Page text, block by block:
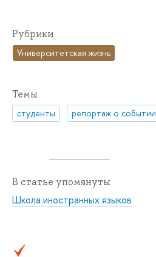
Рубрики
Университетская жизнь
Темы
студенты репортаж о событии
В статье упомянуты
Школа иностранных языков